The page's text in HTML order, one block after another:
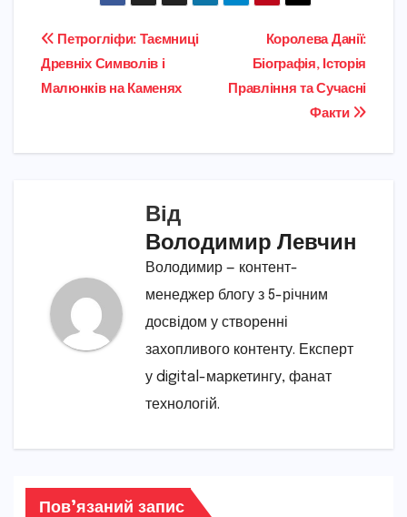
Навігація
записів
Королева Данії:
Біографія, Історія
Правління та Сучасні
Факти
Петрогліфи: Таємниці
Древніх Символів і
Малюнків на Каменях
Від
Володимир Левчин
Володимир — контент-
менеджер блогу з 5-річним
досвідом у створенні
захопливого контенту. Експерт
у digital-маркетингу, фанат
технологій.
Пов’язаний запис